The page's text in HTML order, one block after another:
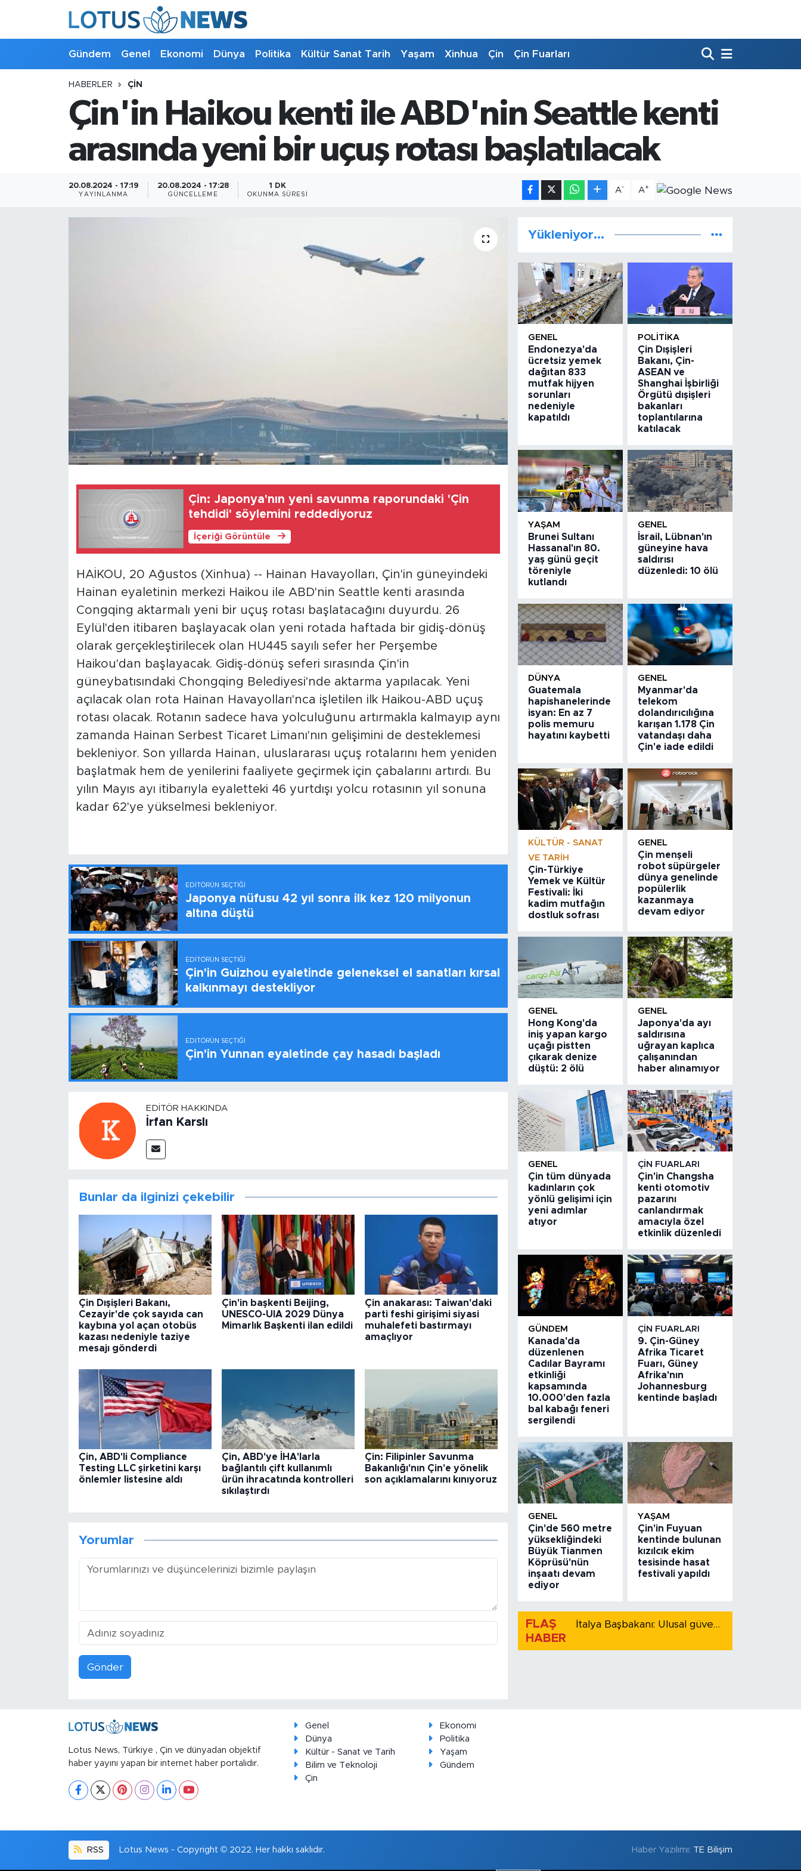
Gündem Genel Ekonomi Dünya Politika Kültür Sanat Tarih Yaşam Xinhua Çin Çin Fuarları
HABERLER ÇIN
Çin'in Haikou kenti ile ABD'nin Seattle kenti
arasında yeni bir uçuş rotası başlatılacak
20.08.2024 - 17:19
YAYINLANMA
20.08.2024 - 17:28
GÜNCELLEME
1 DK
OKUNMA SÜRESI
A- A+
Çin: Japonya'nın yeni savunma raporundaki 'Çin
tehdidi' söylemini reddediyoruz
İçeriği Görüntüle
HAİKOU, 20 Ağustos (Xinhua) -- Hainan Havayolları, Çin'in güneyindeki
Hainan eyaletinin merkezi Haikou ile ABD'nin Seattle kenti arasında
Congqing aktarmalı yeni bir uçuş rotası başlatacağını duyurdu. 26
Eylül'den itibaren başlayacak olan yeni rotada haftada bir gidiş-dönüş
olarak gerçekleştirilecek olan HU445 sayılı sefer her Perşembe
Haikou'dan başlayacak. Gidiş-dönüş seferi sırasında Çin'in
güneybatısındaki Chongqing Belediyesi'nde aktarma yapılacak. Yeni
açılacak olan rota Hainan Havayolları'nca işletilen ilk Haikou-ABD uçuş
rotası olacak. Rotanın sadece hava yolculuğunu artırmakla kalmayıp aynı
zamanda Hainan Serbest Ticaret Limanı'nın gelişimini de desteklemesi
bekleniyor. Son yıllarda Hainan, uluslararası uçuş rotalarını hem yeniden
başlatmak hem de yenilerini faaliyete geçirmek için çabalarını artırdı. Bu
yılın Mayıs ayı itibarıyla eyaletteki 46 yurtdışı yolcu rotasının yıl sonuna
kadar 62'ye yükselmesi bekleniyor.
EDITÖRÜN SEÇTIĞI
Japonya nüfusu 42 yıl sonra ilk kez 120 milyonun
altına düştü
EDITÖRÜN SEÇTIĞI
Çin'in Guizhou eyaletinde geleneksel el sanatları kırsal
kalkınmayı destekliyor
EDITÖRÜN SEÇTIĞI
Çin'in Yunnan eyaletinde çay hasadı başladı
EDITÖR HAKKINDA
İrfan Karslı
Bunlar da ilginizi çekebilir
Çin Dışişleri Bakanı,
Cezayir'de çok sayıda can
kaybına yol açan otobüs
kazası nedeniyle taziye
mesajı gönderdi
Çin'in başkenti Beijing,
UNESCO-UIA 2029 Dünya
Mimarlık Başkenti ilan edildi
Çin anakarası: Taiwan'daki
parti feshi girişimi siyasi
muhalefeti bastırmayı
amaçlıyor
Çin, ABD'li Compliance
Testing LLC şirketini karşı
önlemler listesine aldı
Çin, ABD'ye İHA'larla
bağlantılı çift kullanımlı
ürün ihracatında kontrolleri
sıkılaştırdı
Çin: Filipinler Savunma
Bakanlığı'nın Çin'e yönelik
son açıklamalarını kınıyoruz
Yorumlar
Gönder
Yükleniyor...
GENEL
Endonezya'da
ücretsiz yemek
dağıtan 833
mutfak hijyen
sorunları
nedeniyle
kapatıldı
POLITIKA
Çin Dışişleri
Bakanı, Çin-
ASEAN ve
Shanghai İşbirliği
Örgütü dışişleri
bakanları
toplantılarına
katılacak
YAŞAM
Brunei Sultanı
Hassanal'ın 80.
yaş günü geçit
töreniyle
kutlandı
GENEL
İsrail, Lübnan'ın
güneyine hava
saldırısı
düzenledi: 10 ölü
DÜNYA
Guatemala
hapishanelerinde
isyan: En az 7
polis memuru
hayatını kaybetti
GENEL
Myanmar'da
telekom
dolandırıcılığına
karışan 1.178 Çin
vatandaşı daha
Çin'e iade edildi
KÜLTÜR - SANAT
VE TARIH
Çin-Türkiye
Yemek ve Kültür
Festivali: İki
kadim mutfağın
dostluk sofrası
GENEL
Çin menşeli
robot süpürgeler
dünya genelinde
popülerlik
kazanmaya
devam ediyor
GENEL
Hong Kong'da
iniş yapan kargo
uçağı pistten
çıkarak denize
düştü: 2 ölü
GENEL
Japonya'da ayı
saldırısına
uğrayan kaplıca
çalışanından
haber alınamıyor
GENEL
Çin tüm dünyada
kadınların çok
yönlü gelişimi için
yeni adımlar
atıyor
ÇIN FUARLARI
Çin'in Changsha
kenti otomotiv
pazarını
canlandırmak
amacıyla özel
etkinlik düzenledi
GÜNDEM
Kanada'da
düzenlenen
Cadılar Bayramı
etkinliği
kapsamında
10.000'den fazla
bal kabağı feneri
sergilendi
ÇIN FUARLARI
9. Çin-Güney
Afrika Ticaret
Fuarı, Güney
Afrika'nın
Johannesburg
kentinde başladı
GENEL
Çin'de 560 metre
yüksekliğindeki
Büyük Tianmen
Köprüsü'nün
inşaatı devam
ediyor
YAŞAM
Çin'in Fuyuan
kentinde bulunan
kızılcık ekim
tesisinde hasat
festivali yapıldı
FLAŞ
HABER
İtalya Başbakanı: Ulusal güvenliği korumak için İspanya ile Schengen kapsamındaki serbest dolaşımı askıya alıyoruz
Lotus News, Türkiye , Çin ve dünyadan objektif
haber yayını yapan bir internet haber portalıdır.
Genel
Ekonomi
Dünya
Politika
Kültür - Sanat ve Tarih
Yaşam
Bilim ve Teknoloji
Gündem
Çin
RSS Lotus News - Copyright © 2022. Her hakkı saklıdır. Haber Yazılımı: TE Bilişim
Xinhua Türkiye